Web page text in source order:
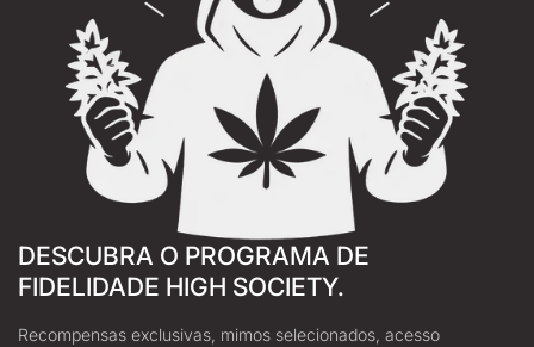
DESCUBRA O PROGRAMA DE
FIDELIDADE HIGH SOCIETY.
Recompensas exclusivas, mimos selecionados, acesso